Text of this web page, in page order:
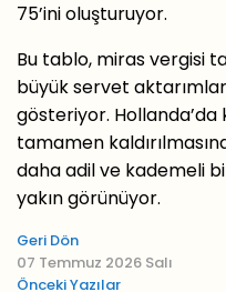
75’ini oluşturuyor.
Bu tablo, miras vergisi
büyük servet
gösteriyor.
tamamen
daha adil ve kademeli
yakın görünüyor.
Geri Dön
07 Temmuz 2026 Salı
Önceki Yazılar